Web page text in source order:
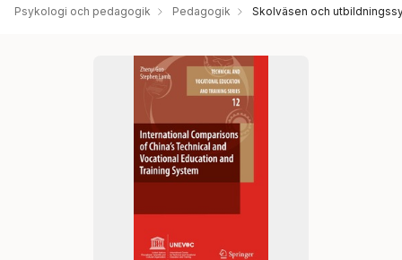
Psykologi och pedagogik Pedagogik Skolväsen och